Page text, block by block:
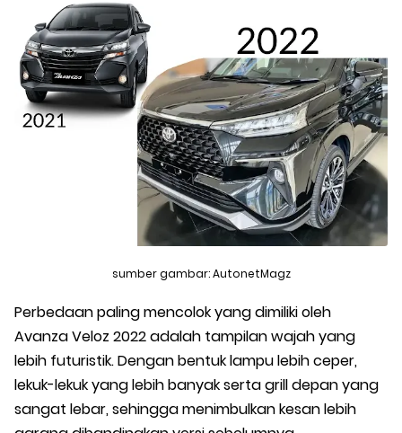
sumber gambar: AutonetMagz
Perbedaan paling mencolok yang dimiliki oleh
Avanza Veloz 2022 adalah tampilan wajah yang
lebih futuristik. Dengan bentuk lampu lebih ceper,
lekuk-lekuk yang lebih banyak serta grill depan yang
sangat lebar, sehingga menimbulkan kesan lebih